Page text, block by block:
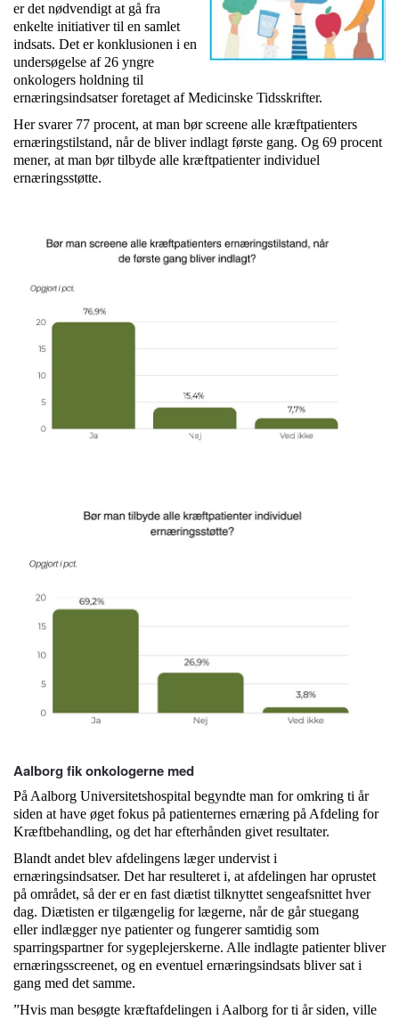
er det nødvendigt at gå fra
enkelte initiativer til en samlet
indsats. Det er konklusionen i en
undersøgelse af 26 yngre
onkologers holdning til
ernæringsindsatser foretaget af Medicinske Tidsskrifter.
Her svarer 77 procent, at man bør screene alle kræftpatienters
ernæringstilstand, når de bliver indlagt første gang. Og 69 procent
mener, at man bør tilbyde alle kræftpatienter individuel
ernæringsstøtte.
Aalborg fik onkologerne med
På Aalborg Universitetshospital begyndte man for omkring ti år
siden at have øget fokus på patienternes ernæring på Afdeling for
Kræftbehandling, og det har efterhånden givet resultater.
Blandt andet blev afdelingens læger undervist i
ernæringsindsatser. Det har resulteret i, at afdelingen har oprustet
på området, så der er en fast diætist tilknyttet sengeafsnittet hver
dag. Diætisten er tilgængelig for lægerne, når de går stuegang
eller indlægger nye patienter og fungerer samtidig som
sparringspartner for sygeplejerskerne. Alle indlagte patienter bliver
ernæringsscreenet, og en eventuel ernæringsindsats bliver sat i
gang med det samme.
”Hvis man besøgte kræftafdelingen i Aalborg for ti år siden, ville